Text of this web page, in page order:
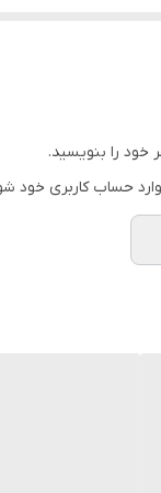
خود را بنویسید.
حساب کاربری خود